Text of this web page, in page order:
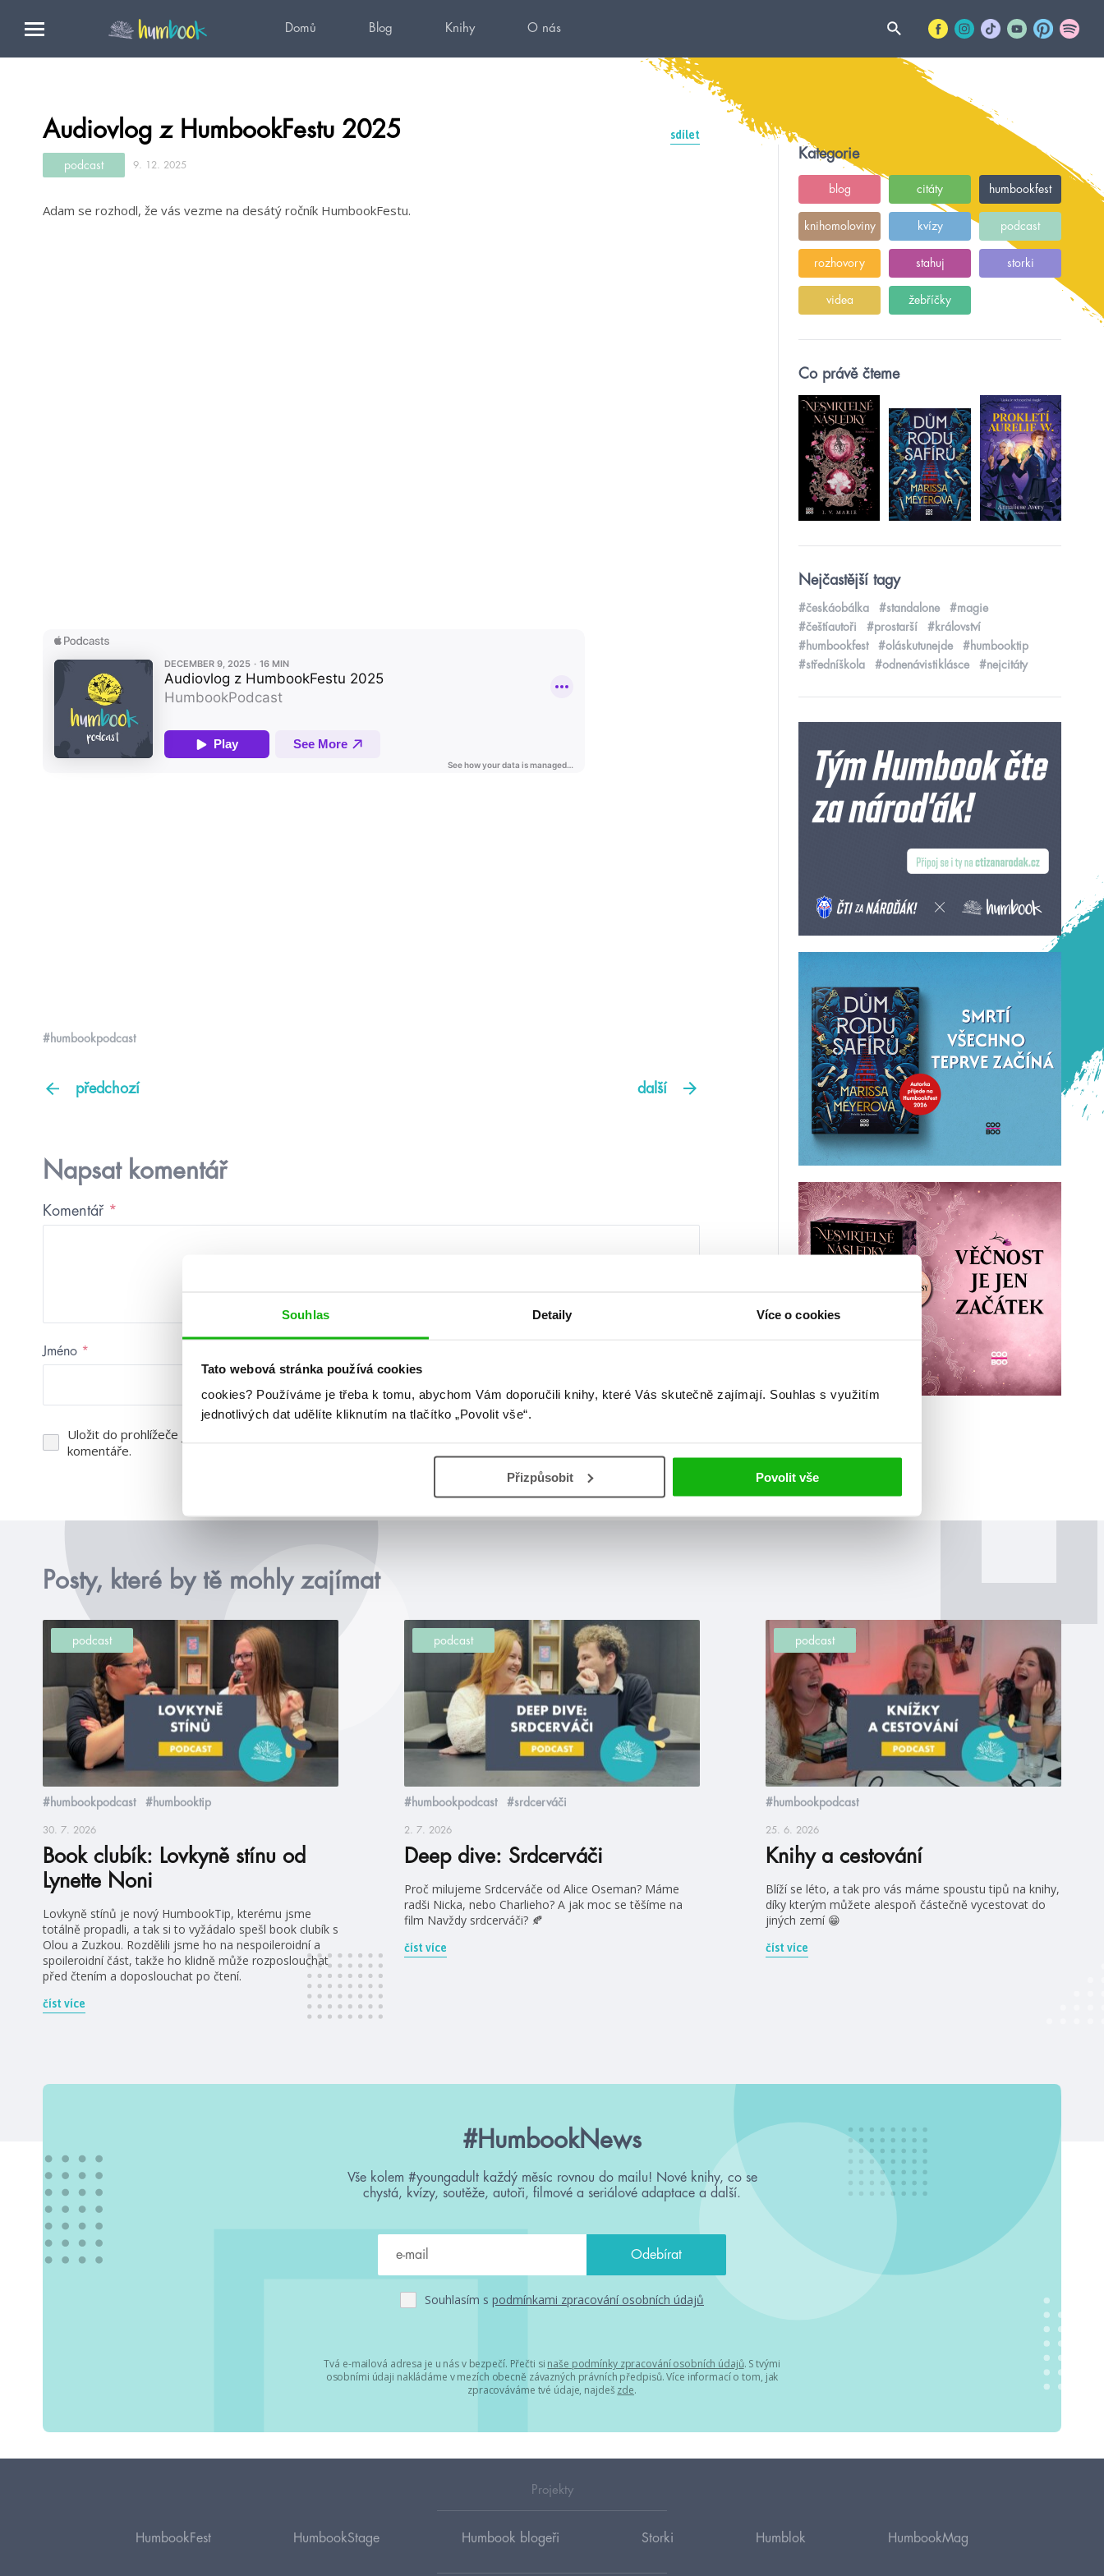
Souhlas Detaily Více o cookies
Tato webová stránka používá cookies
cookies? Používáme je třeba k tomu, abychom Vám doporučili knihy, které Vás skutečně zajímají. Souhlas s využitím
jednotlivých dat udělíte kliknutím na tlačítko „Povolit vše“.
Přizpůsobit Povolit vše
Domů Blog Knihy O nás
Audiovlog z HumbookFestu 2025 sdílet
podcast 9. 12. 2025
Adam se rozhodl, že vás vezme na desátý ročník HumbookFestu.
#humbookpodcast
předchozí další
Napsat komentář
Komentář *
Jméno *
Uložit do prohlížeče jméno, e-mail a webovou stránku pro budoucí
komentáře.
Kategorie
blog citáty humbookfest
knihomoloviny kvízy podcast
rozhovory stahuj storki
videa žebříčky
Co právě čteme
Nejčastější tagy
#českáobálka #standalone
#magie
#češtíautoři
#prostarší
#království
#humbookfest
#oláskutunejde
#humbooktip
#středníškola
#odnenávistiklásce #nejcitáty
Posty, které by tě mohly zajímat
podcast
#humbookpodcast #humbooktip
30. 7. 2026
Book clubík: Lovkyně stínu od
Lynette Noni
Lovkyně stínů je nový HumbookTip, kterému jsme
totálně propadli, a tak si to vyžádalo spešl book clubík s
Olou a Zuzkou. Rozdělili jsme ho na nespoileroidní a
spoileroidní část, takže ho klidně může rozposlouchat
před čtením a doposlouchat po čtení.
číst více
podcast
#humbookpodcast #srdcerváči
2. 7. 2026
Deep dive: Srdcerváči
Proč milujeme Srdcerváče od Alice Oseman? Máme
radši Nicka, nebo Charlieho? A jak moc se těšíme na
film Navždy srdcerváči? 🍂
číst více
podcast
#humbookpodcast
25. 6. 2026
Knihy a cestování
Blíží se léto, a tak pro vás máme spoustu tipů na knihy,
díky kterým můžete alespoň částečně vycestovat do
jiných zemí 😁
číst více
#HumbookNews
Vše kolem #youngadult každý měsíc rovnou do mailu! Nové knihy, co se
chystá, kvízy, soutěže, autoři, filmové a seriálové adaptace a další.
Souhlasím s podmínkami zpracování osobních údajů
Tvá e-mailová adresa je u nás v bezpečí. Přečti si naše podmínky zpracování osobních údajů. S tvými
osobními údaji nakládáme v mezích obecně závazných právních předpisů. Více informací o tom, jak
zpracováváme tvé údaje, najdeš zde.
Projekty
HumbookFest HumbookStage Humbook blogeři Storki Humblok HumbookMag